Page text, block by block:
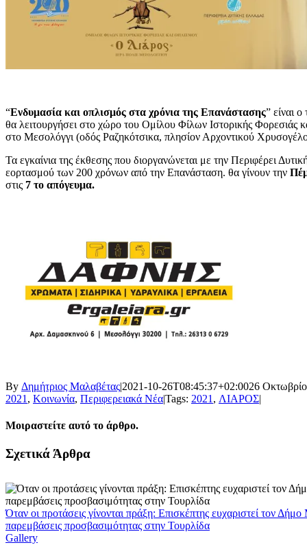
“Ενδυμασία και οπλισμός στα χρόνια της Επανάστασης” είναι
θα λειτουργήσει στο χώρο του Ομίλου Φίλων Ιστορικής Φορεσιάς
στο Μεσολόγγι (οδός Ραζηκότσικα, πλησίον Αρχοντικού
Τα εγκαίνια της έκθεσης που διοργανώνεται με την Περιφέρει
εορτασμού των 200 χρόνων από την Επανάσταση. θα γίνουν την
στις 7 το απόγευμα.
By Δημήτριος Μαλαβέτας|2021-10-26T08:45:37+02:0026
2021 , Κοινωνία, Περιφερειακά Νέα|Tags: 2021 , ΛΙΑΡΟΣ|
Μοιραστείτε αυτό το άρθρο.
Facebook
X
LinkedIn
WhatsApp
Email
Σχετικά Άρθρα
Όταν οι προτάσεις γίνονται πράξη: Επισκέπτης ευχαριστεί τον Δήμο
παρεμβάσεις προσβασιμότητας στην Τουρλίδα
Gallery